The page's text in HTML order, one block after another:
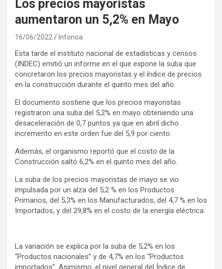
Los precios mayoristas
aumentaron un 5,2% en Mayo
16/06/2022 Infonoa
Esta tarde el instituto nacional de estadísticas y censos
(INDEC) emitió un informe en el que expone la suba que
concretaron los precios mayoristas y el índice de precios
en la construcción durante el quinto mes del año.
El documento sostiene que los precios mayoristas
registraron una suba del 5,2% en mayo obteniendo una
desaceleración de 0,7 puntos ya que en abril dicho
incremento en este orden fue del 5,9 por ciento.
Además, el organismo reportó que el costo de la
Construcción saltó 6,2% en el quinto mes del año.
La suba de los precios mayoristas de mayo se vio
impulsada por un alza del 5,2 % en los Productos
Primarios, del 5,3% en los Manufacturados, del 4,7 % en los
Importados, y del 29,8% en el costo de la energía eléctrica.
La variación se explica por la suba de 5,2% en los
“Productos nacionales” y de 4,7% en los “Productos
importados”. Asimismo, el nivel general del Índice de